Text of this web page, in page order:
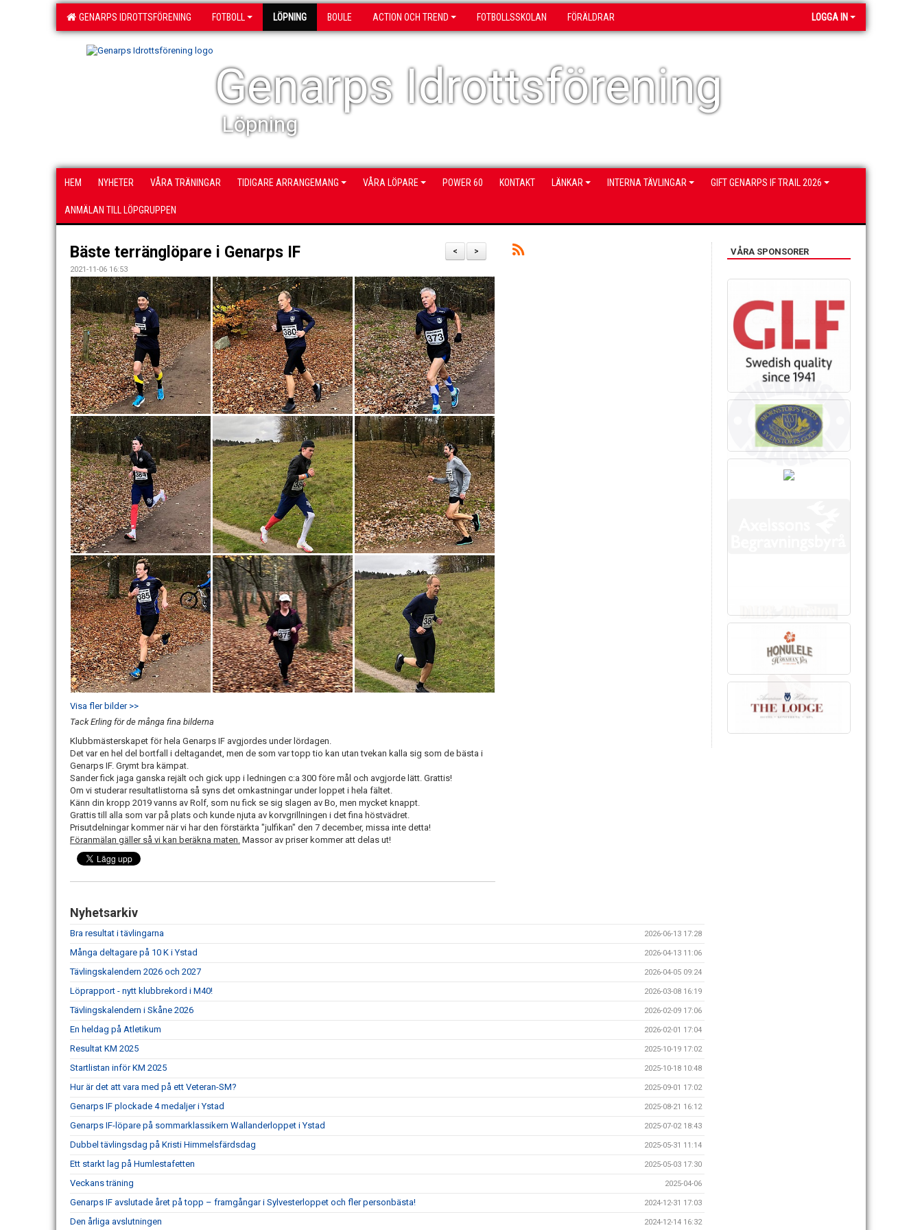
GENARPS IDROTTSFÖRENING FOTBOLL LÖPNING BOULE ACTION OCH TREND FOTBOLLSSKOLAN FÖRÄLDRAR LOGGA IN
Genarps Idrottsförening
Löpning
HEM NYHETER VÅRA TRÄNINGAR TIDIGARE ARRANGEMANG VÅRA LÖPARE POWER 60 KONTAKT LÄNKAR INTERNA TÄVLINGAR GIFT GENARPS IF TRAIL 2026
ANMÄLAN TILL LÖPGRUPPEN
>
<
Bäste terränglöpare i Genarps IF
2021-11-06 16:53
Visa fler bilder >>
Tack Erling för de många fina bilderna
Klubbmästerskapet för hela Genarps IF avgjordes under lördagen.
Det var en hel del bortfall i deltagandet, men de som var topp tio kan utan tvekan kalla sig som de bästa i
Genarps IF. Grymt bra kämpat.
Sander fick jaga ganska rejält och gick upp i ledningen c:a 300 före mål och avgjorde lätt. Grattis!
Om vi studerar resultatlistorna så syns det omkastningar under loppet i hela fältet.
Känn din kropp 2019 vanns av Rolf, som nu fick se sig slagen av Bo, men mycket knappt.
Grattis till alla som var på plats och kunde njuta av korvgrillningen i det fina höstvädret.
Prisutdelningar kommer när vi har den förstärkta "julfikan" den 7 december, missa inte detta!
Föranmälan gäller så vi kan beräkna maten. Massor av priser kommer att delas ut!
Nyhetsarkiv
Bra resultat i tävlingarna 2026-06-13 17:28
Många deltagare på 10 K i Ystad 2026-04-13 11:06
Tävlingskalendern 2026 och 2027 2026-04-05 09:24
Löprapport - nytt klubbrekord i M40! 2026-03-08 16:19
Tävlingskalendern i Skåne 2026 2026-02-09 17:06
En heldag på Atletikum 2026-02-01 17:04
Resultat KM 2025 2025-10-19 17:02
Startlistan inför KM 2025 2025-10-18 10:48
Hur är det att vara med på ett Veteran-SM? 2025-09-01 17:02
Genarps IF plockade 4 medaljer i Ystad 2025-08-21 16:12
Genarps IF-löpare på sommarklassikern Wallanderloppet i Ystad 2025-07-02 18:43
Dubbel tävlingsdag på Kristi Himmelsfärdsdag 2025-05-31 11:14
Ett starkt lag på Humlestafetten 2025-05-03 17:30
Veckans träning 2025-04-06
Genarps IF avslutade året på topp – framgångar i Sylvesterloppet och fler personbästa! 2024-12-31 17:03
Den årliga avslutningen 2024-12-14 16:32
VÅRA SPONSORER